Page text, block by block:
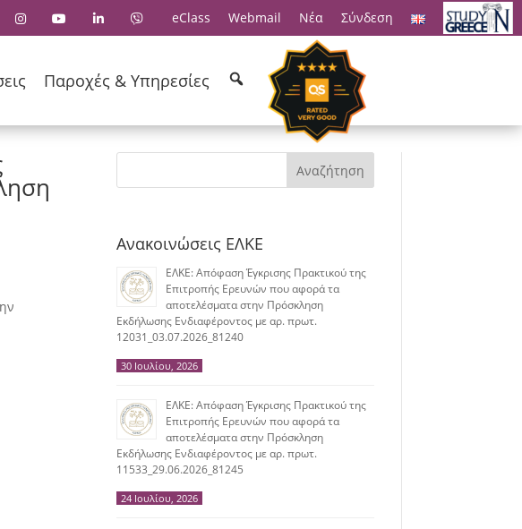
eClass Webmail Νέα Σύνδεση
Παροχές & Υπηρεσίες
Αναζήτηση
Ανακοινώσεις ΕΛΚΕ
ΕΛΚΕ: Απόφαση Έγκρισης Πρακτικού της
Επιτροπής Ερευνών που αφορά τα
αποτελέσματα στην Πρόσκληση
Εκδήλωσης Ενδιαφέροντος με αρ. πρωτ.
12031_03.07.2026_81240
30 Ιουλίου, 2026
ΕΛΚΕ: Απόφαση Έγκρισης Πρακτικού της
Επιτροπής Ερευνών που αφορά τα
αποτελέσματα στην Πρόσκληση
Εκδήλωσης Ενδιαφέροντος με αρ. πρωτ.
11533_29.06.2026_81245
24 Ιουλίου, 2026